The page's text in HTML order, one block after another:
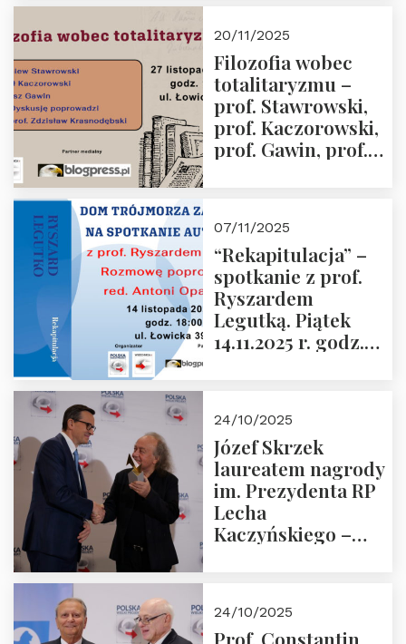
Przemysław
Sobolewski – 4
grudnia 2025 r.
godz. 18:00.
20/11/2025
Filozofia wobec
totalitaryzmu –
prof. Stawrowski,
prof. Kaczorowski,
prof. Gawin, prof.
07/11/2025
“Rekapitulacja” –
spotkanie z prof.
Ryszardem
Legutką. Piątek
14.11.2025 r. godz.
24/10/2025
Józef Skrzek
laureatem nagrody
im. Prezydenta RP
Lecha
Kaczyńskiego –
24/10/2025
Prof. Constantin